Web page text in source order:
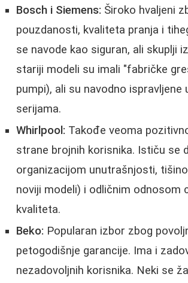
Bosch i Siemens: Široko hvaljeni
pouzdanosti, kvaliteta pranja i
se navode kao siguran, ali skuplji
stariji modeli su imali "fabričke
pumpi), ali su navodno ispravljene
serijama.
Whirlpool: Takođe veoma
strane brojnih korisnika. Ističu se
organizacijom unutrašnjosti,
noviji modeli) i odličnim odnosom
kvaliteta.
Beko: Popularan izbor zbog
petogodišnje garancije. Ima i
nezadovoljnih korisnika. Neki se